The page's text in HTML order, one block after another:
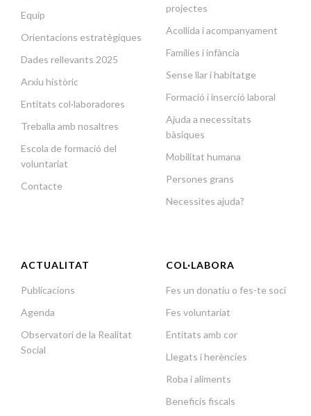
Equip
Orientacions estratègiques
Dades rellevants 2025
Arxiu històric
Entitats col·laboradores
Treballa amb nosaltres
Escola de formació del
voluntariat
Contacte
projectes
Acollida i acompanyament
Famílies i infància
Sense llar i habitatge
Formació i inserció laboral
Ajuda a necessitats
bàsiques
Mobilitat humana
Persones grans
Necessites ajuda?
ACTUALITAT
Publicacions
Agenda
Observatori de la Realitat
Social
COL·LABORA
Fes un donatiu o fes-te soci
Fes voluntariat
Entitats amb cor
Llegats i herències
Roba i aliments
Beneficis fiscals